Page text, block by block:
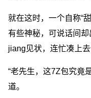
就在这时，一个自称“
有些神秘，可说话间
jiang见状，连忙凑上去
“老先生，这7Z包究竟
道。